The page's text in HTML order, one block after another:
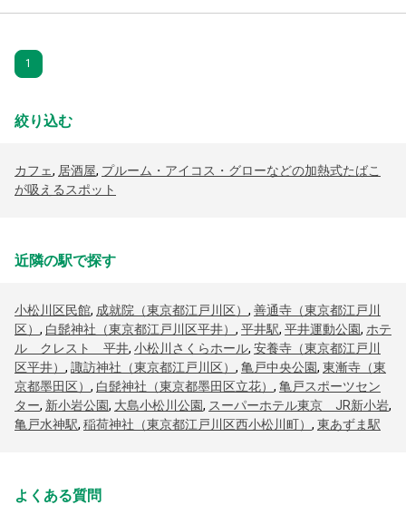
1
絞り込む
カフェ, 居酒屋, プルーム・アイコス・グローなどの加熱式たばこ
が吸えるスポット
近隣の駅で探す
小松川区民館, 成就院（東京都江戸川区） , 善通寺（東京都江戸川
区） , 白髭神社（東京都江戸川区平井） , 平井駅, 平井運動公園, ホテ
ル クレスト 平井, 小松川さくらホール, 安養寺（東京都江戸川
区平井） , 諏訪神社（東京都江戸川区） , 亀戸中央公園, 東漸寺（東
京都墨田区） , 白髭神社（東京都墨田区立花） , 亀戸スポーツセン
ター, 新小岩公園, 大島小松川公園, スーパーホテル東京 JR新小岩,
亀戸水神駅, 稲荷神社（東京都江戸川区西小松川町） , 東あずま駅
よくある質問